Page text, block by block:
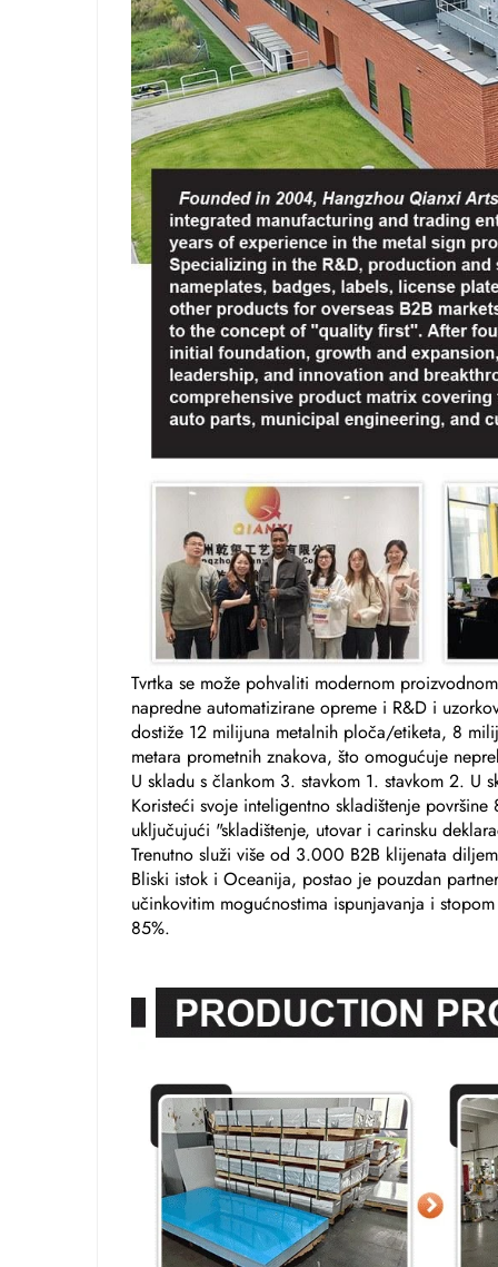
Tvrtka se može pohvaliti modernom
napredne automatizirane opreme i R&D i
dostiže 12 milijuna metalnih ploča/etiketa, 8
metara prometnih znakova, što omogućuje
U skladu s člankom 3. stavkom 1. stavkom 2. U
Koristeći svoje inteligentno skladištenje
uključujući "skladištenje, utovar i carinsku
Trenutno služi više od 3.000 B2B klijenata
Bliski istok i Oceanija, postao je pouzdan
učinkovitim mogućnostima ispunjavanja i
85%.